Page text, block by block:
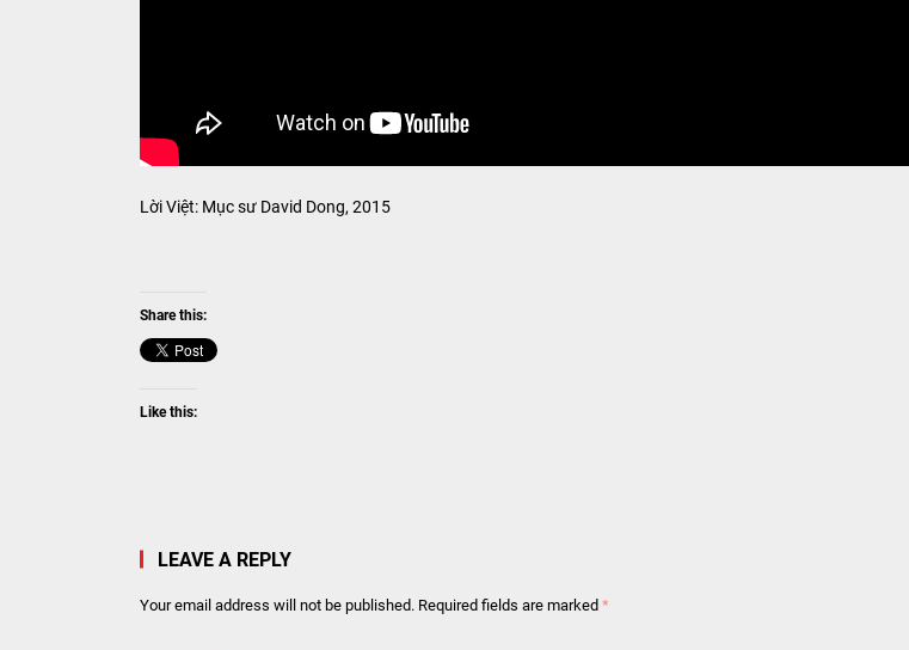
Lời Việt: Mục sư David Dong, 2015
Share this:
Like this:
LEAVE A REPLY
Your email address will not be published. Required fields are marked *